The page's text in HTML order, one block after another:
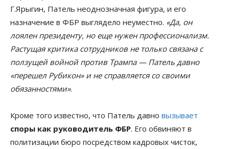
Г.Ярыгин, Патель неоднозначная фигура, и его
назначение в ФБР выглядело неуместно. «Да, он
лоялен президенту, но еще нужен профессионализм.
Растущая критика сотрудников не только связана с
ползущей войной против Трампа — Патель давно
«перешел Рубикон» и не справляется со своими
обязанностями».
Кроме того известно, что Патель давно вызывает
споры как руководитель ФБР. Его обвиняют в
политизации бюро посредством кадровых чисток,